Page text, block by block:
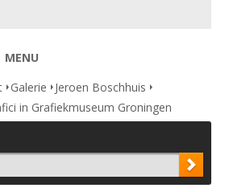
MENU
Galerie
Jeroen Boschhuis
in Grafiekmuseum Groningen